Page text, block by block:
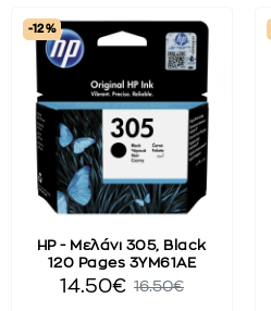
-12 %
HP - Μελάνι 305, Black
120 Pages 3YM61AE
14.50€ 16.50€